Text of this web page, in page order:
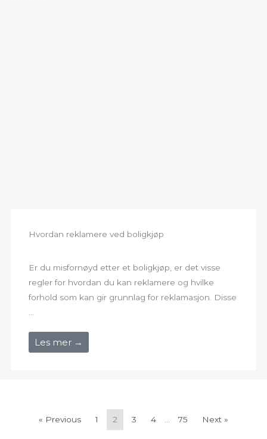
Hvordan reklamere ved boligkjøp
Er du misfornøyd etter et boligkjøp, er det visse
regler for hvordan du kan reklamere og hvilke
forhold som kan gir grunnlag for reklamasjon. Disse
Les mer →
« Previous 1 2 3 4 75 Next »